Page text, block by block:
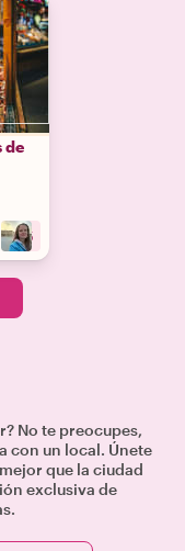
de
+5
No te preocupes,
con un local. Únete
que la ciudad
exclusiva de